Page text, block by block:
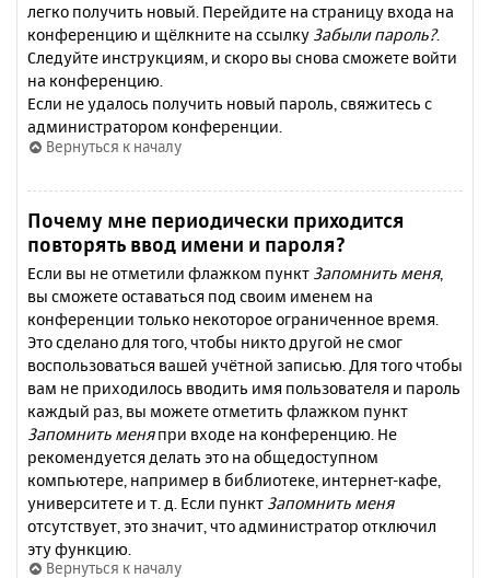
легко получить новый. Перейдите на страницу входа на
конференцию и щёлкните на ссылку Забыли пароль?.
Следуйте инструкциям, и скоро вы снова сможете войти
на конференцию.
Если не удалось получить новый пароль, свяжитесь с
администратором конференции.
Вернуться к началу
Почему мне периодически приходится
повторять ввод имени и пароля?
Если вы не отметили флажком пункт Запомнить меня,
вы сможете оставаться под своим именем на
конференции только некоторое ограниченное время.
Это сделано для того, чтобы никто другой не смог
воспользоваться вашей учётной записью. Для того чтобы
вам не приходилось вводить имя пользователя и пароль
каждый раз, вы можете отметить флажком пункт
Запомнить меняпри входе на конференцию. Не
рекомендуется делать это на общедоступном
компьютере, например в библиотеке, интернет-кафе,
университете и т. д. Если пункт Запомнить меня
отсутствует, это значит, что администратор отключил
эту функцию.
Вернуться к началу